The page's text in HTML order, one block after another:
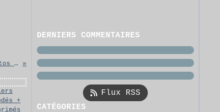
Une grille par semaine: les photos Love Paris de christine et Jo
DERNIERS COMMENTAIRES
Flux RSS
CATÉGORIES